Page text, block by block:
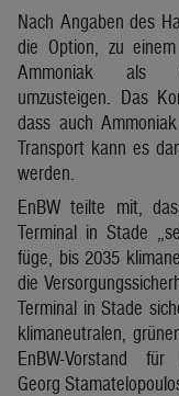
Nach Angaben des
die Option, zu
Ammoniak als
umzusteigen. Das
dass auch
Transport kann es
werden.
EnBW teilte mit,
Terminal in Stade
füge, bis 2035
die
Terminal in Stade
klimaneutralen,
EnBW-Vorstand für
Georg